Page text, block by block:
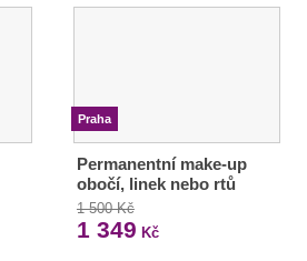
Praha
Permanentní make-up
obočí, linek nebo rtů
1 500 Kč
1 349 Kč